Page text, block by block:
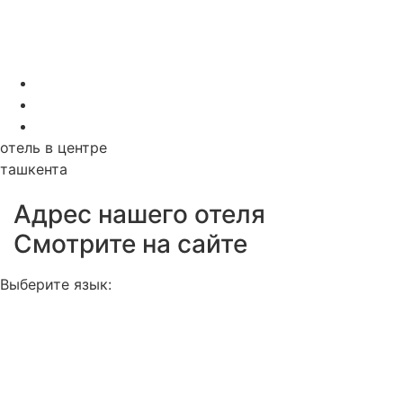
отель в центре
ташкента
Адрес нашего отеля
Смотрите на сайте
Выберите язык: